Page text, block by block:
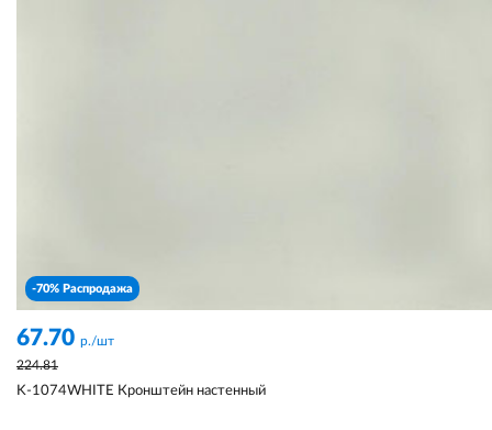
-70% Распродажа
67.70 р./шт
224.81
K-1074WHITE Кронштейн настенный